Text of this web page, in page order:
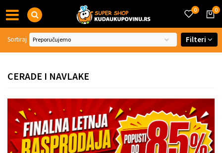
0
0
CERADE I NAVLAKE
Sortiraj Filteri